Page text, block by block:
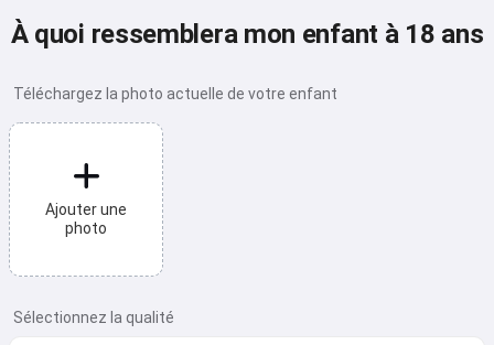
À quoi ressemblera mon enfant à 18 ans
Téléchargez la photo actuelle de votre enfant
Ajouter une
photo
Sélectionnez la qualité